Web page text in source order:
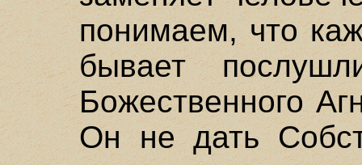
понимаем, что
бывает
Божественного
Он не дать